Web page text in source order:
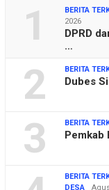
1 BERITA
2026
DPRD
…
2 BERITA
Dubes
3 BERITA
Pemkab
BERITA
DESA